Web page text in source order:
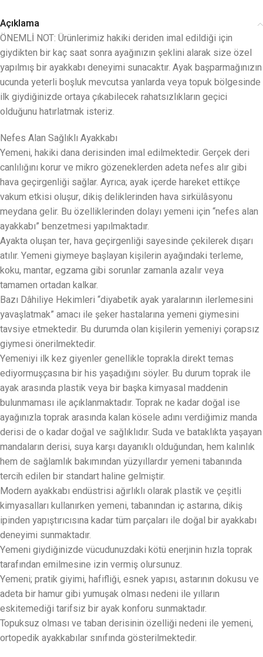
Açıklama
ÖNEMLİ NOT: Ürünlerimiz hakiki deriden imal edildiği için
giydikten bir kaç saat sonra ayağınızın şeklini alarak size özel
yapılmış bir ayakkabı deneyimi sunacaktır. Ayak başparmağınızın
ucunda yeterli boşluk mevcutsa yanlarda veya topuk bölgesinde
ilk giydiğinizde ortaya çıkabilecek rahatsızlıkların geçici
olduğunu hatırlatmak isteriz.
Nefes Alan Sağlıklı Ayakkabı
Yemeni, hakiki dana derisinden imal edilmektedir. Gerçek deri
canlılığını korur ve mikro gözeneklerden adeta nefes alır gibi
hava geçirgenliği sağlar. Ayrıca; ayak içerde hareket ettikçe
vakum etkisi oluşur, dikiş deliklerinden hava sirkülâsyonu
meydana gelir. Bu özelliklerinden dolayı yemeni için “nefes alan
ayakkabı” benzetmesi yapılmaktadır.
Ayakta oluşan ter, hava geçirgenliği sayesinde çekilerek dışarı
atılır. Yemeni giymeye başlayan kişilerin ayağındaki terleme,
koku, mantar, egzama gibi sorunlar zamanla azalır veya
tamamen ortadan kalkar.
Bazı Dâhiliye Hekimleri “diyabetik ayak yaralarının ilerlemesini
yavaşlatmak” amacı ile şeker hastalarına yemeni giymesini
tavsiye etmektedir. Bu durumda olan kişilerin yemeniyi çorapsız
giymesi önerilmektedir.
Yemeniyi ilk kez giyenler genellikle toprakla direkt temas
ediyormuşçasına bir his yaşadığını söyler. Bu durum toprak ile
ayak arasında plastik veya bir başka kimyasal maddenin
bulunmaması ile açıklanmaktadır. Toprak ne kadar doğal ise
ayağınızla toprak arasında kalan kösele adını verdiğimiz manda
derisi de o kadar doğal ve sağlıklıdır. Suda ve bataklıkta yaşayan
mandaların derisi, suya karşı dayanıklı olduğundan, hem kalınlık
hem de sağlamlık bakımından yüzyıllardır yemeni tabanında
tercih edilen bir standart haline gelmiştir.
Modern ayakkabı endüstrisi ağırlıklı olarak plastik ve çeşitli
kimyasalları kullanırken yemeni, tabanından iç astarına, dikiş
ipinden yapıştırıcısına kadar tüm parçaları ile doğal bir ayakkabı
deneyimi sunmaktadır.
Yemeni giydiğinizde vücudunuzdaki kötü enerjinin hızla toprak
tarafından emilmesine izin vermiş olursunuz.
Yemeni; pratik giyimi, hafifliği, esnek yapısı, astarının dokusu ve
adeta bir hamur gibi yumuşak olması nedeni ile yılların
eskitemediği tarifsiz bir ayak konforu sunmaktadır.
Topuksuz olması ve taban derisinin özelliği nedeni ile yemeni,
ortopedik ayakkabılar sınıfında gösterilmektedir.